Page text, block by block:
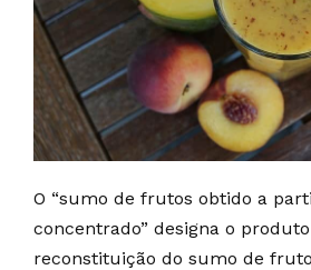
O “sumo de frutos obtido a
concentrado” designa o
reconstituição do sumo de